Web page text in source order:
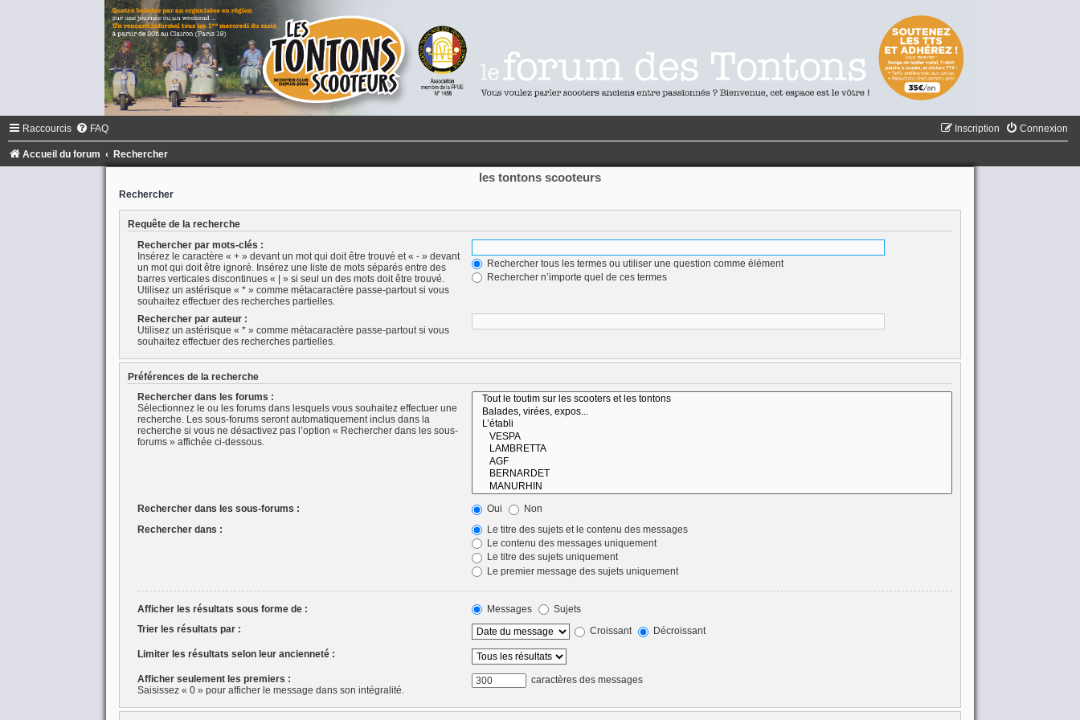
Raccourcis FAQ Connexion
Inscription
Accueil du forum Rechercher
les tontons scooteurs
Rechercher
Requête de la recherche
Rechercher par mots-clés :
Insérez le caractère « + » devant un mot qui doit être trouvé et « - » devant
un mot qui doit être ignoré. Insérez une liste de mots séparés entre des
barres verticales discontinues « | » si seul un des mots doit être trouvé.
Utilisez un astérisque « * » comme métacaractère passe-partout si vous
souhaitez effectuer des recherches partielles.
Rechercher tous les termes ou utiliser une question comme élément
Rechercher n’importe quel de ces termes
Rechercher par auteur :
Utilisez un astérisque « * » comme métacaractère passe-partout si vous
souhaitez effectuer des recherches partielles.
Préférences de la recherche
Rechercher dans les forums :
Sélectionnez le ou les forums dans lesquels vous souhaitez effectuer une
recherche. Les sous-forums seront automatiquement inclus dans la
recherche si vous ne désactivez pas l’option « Rechercher dans les sous-
forums » affichée ci-dessous.
Rechercher dans les sous-forums : Oui
Non
Rechercher dans :
Le titre des sujets et le contenu des messages
Le contenu des messages uniquement
Le titre des sujets uniquement
Le premier message des sujets uniquement
Afficher les résultats sous forme de : Messages
Sujets
Trier les résultats par :
Croissant Décroissant
Limiter les résultats selon leur ancienneté :
Afficher seulement les premiers :
Saisissez « 0 » pour afficher le message dans son intégralité.
caractères des messages